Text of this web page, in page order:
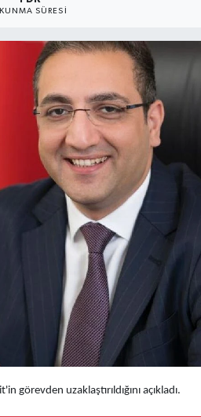
SÜRESI
görevden uzaklaştırıldığını açıkladı.